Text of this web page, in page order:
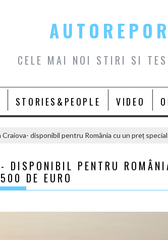
CELE MAI NOI STIRI SI
STORIES&PEOPLE VIDEO
Craiova- disponibil pentru România cu un preț
DISPONIBIL PENTRU
DE EURO